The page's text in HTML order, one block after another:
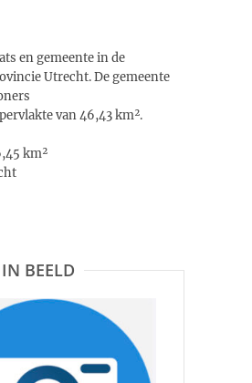
en gemeente in de
Utrecht. De gemeente
van 46,43 km².
km²
BEELD